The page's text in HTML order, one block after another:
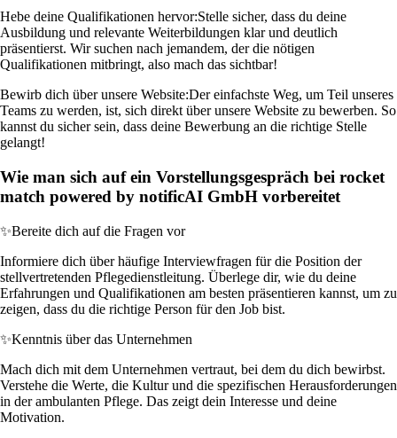
Hebe deine Qualifikationen hervor:Stelle sicher, dass du deine
Ausbildung und relevante Weiterbildungen klar und deutlich
präsentierst. Wir suchen nach jemandem, der die nötigen
Qualifikationen mitbringt, also mach das sichtbar!
Bewirb dich über unsere Website:Der einfachste Weg, um Teil unseres
Teams zu werden, ist, sich direkt über unsere Website zu bewerben. So
kannst du sicher sein, dass deine Bewerbung an die richtige Stelle
gelangt!
Wie man sich auf ein Vorstellungsgespräch bei rocket
match powered by notificAI GmbH vorbereitet
✨Bereite dich auf die Fragen vor
Informiere dich über häufige Interviewfragen für die Position der
stellvertretenden Pflegedienstleitung. Überlege dir, wie du deine
Erfahrungen und Qualifikationen am besten präsentieren kannst, um zu
zeigen, dass du die richtige Person für den Job bist.
✨Kenntnis über das Unternehmen
Mach dich mit dem Unternehmen vertraut, bei dem du dich bewirbst.
Verstehe die Werte, die Kultur und die spezifischen Herausforderungen
in der ambulanten Pflege. Das zeigt dein Interesse und deine
Motivation.